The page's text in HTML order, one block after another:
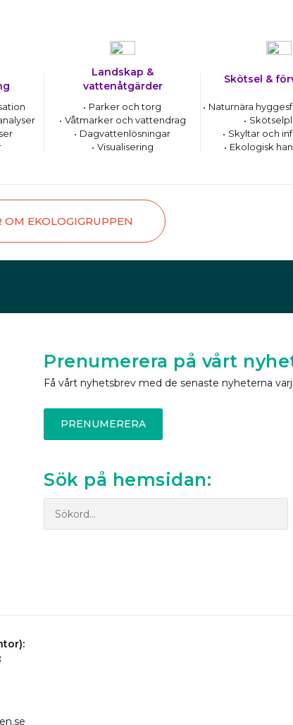
Landskap &
vattenåtgärder
Parker och torg
Våtmarker och vattendrag
Dagvattenlösningar
Visualisering
Skötsel &
Naturnära
Skyltar och
Ekologisk
OM EKOLOGIGRUPPEN
Prenumerera på vårt
Få vårt nyhetsbrev med de senaste nyheterna
PRENUMERERA
Sök på hemsidan: